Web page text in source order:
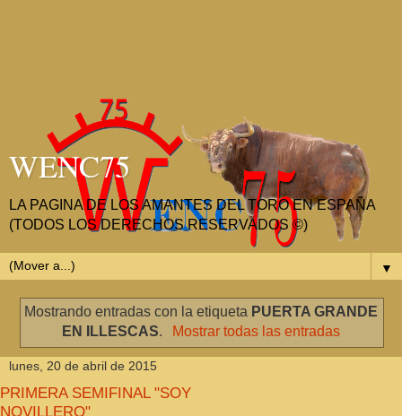
WENC75
LA PAGINA DE LOS AMANTES DEL TORO EN ESPAÑA
(TODOS LOS DERECHOS RESERVADOS ©)
▼
Mostrando entradas con la etiqueta PUERTA GRANDE
EN ILLESCAS. Mostrar todas las entradas
lunes, 20 de abril de 2015
PRIMERA SEMIFINAL "SOY
NOVILLERO"